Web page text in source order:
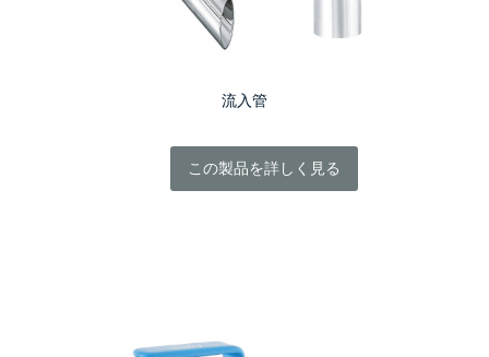
流入管
この製品を詳しく見る